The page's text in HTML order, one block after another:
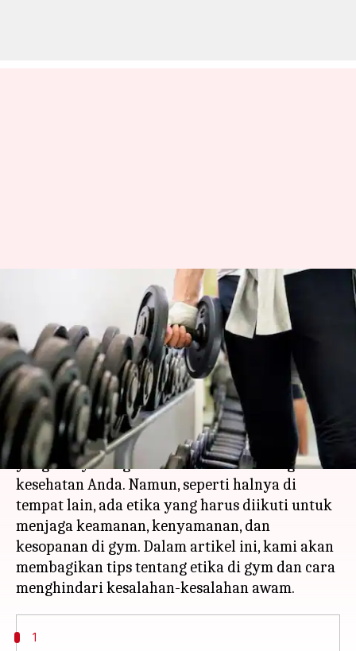
Etika Mendatangi Gym dan
Cara Menghindari Kesalahan-
Kesalahan Awam
menulis Shubham Gupta Apr 12, 2023 02:05 pm
Apa ceritanya
Berolahraga di gym dapat menjadi pengalaman
yang menyenangkan dan bermanfaat bagi
kesehatan Anda. Namun, seperti halnya di
tempat lain, ada etika yang harus diikuti untuk
menjaga keamanan, kenyamanan, dan
kesopanan di gym. Dalam artikel ini, kami akan
membagikan tips tentang etika di gym dan cara
1